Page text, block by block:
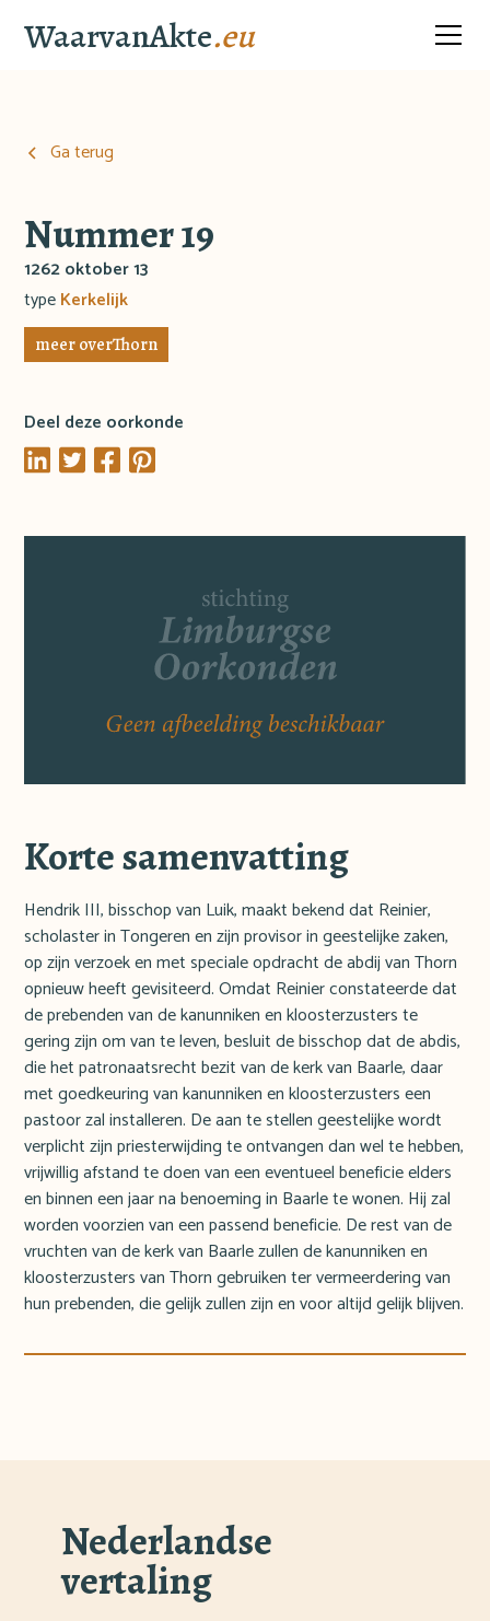
WaarvanAkte.eu
Ga terug
Nummer 19
1262 oktober 13
typeKerkelijk
meer overThorn
Deel deze oorkonde
Korte samenvatting
Hendrik III, bisschop van Luik, maakt bekend dat Reinier,
scholaster in Tongeren en zijn provisor in geestelijke zaken,
op zijn verzoek en met speciale opdracht de abdij van Thorn
opnieuw heeft gevisiteerd. Omdat Reinier constateerde dat
de prebenden van de kanunniken en kloosterzusters te
gering zijn om van te leven, besluit de bisschop dat de abdis,
die het patronaatsrecht bezit van de kerk van Baarle, daar
met goedkeuring van kanunniken en kloosterzusters een
pastoor zal installeren. De aan te stellen geestelijke wordt
verplicht zijn priesterwijding te ontvangen dan wel te hebben,
vrijwillig afstand te doen van een eventueel beneficie elders
en binnen een jaar na benoeming in Baarle te wonen. Hij zal
worden voorzien van een passend beneficie. De rest van de
vruchten van de kerk van Baarle zullen de kanunniken en
kloosterzusters van Thorn gebruiken ter vermeerdering van
hun prebenden, die gelijk zullen zijn en voor altijd gelijk blijven.
Nederlandse
vertaling